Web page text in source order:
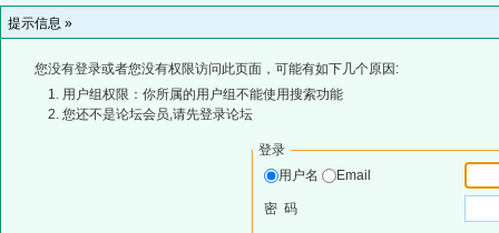
提示信息 »
您没有登录或者您没有权限访问此页面，可能有如下几个原因:
用户组权限：你所属的用户组不能使用搜索功能
您还不是论坛会员,请先登录论坛
登录
用户名
Email
密 码